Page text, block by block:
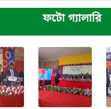
ফটো গ্যালারি